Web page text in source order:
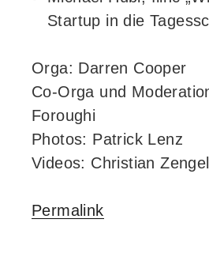
Startup in die
Orga: Darren Cooper
Co-Orga und
Foroughi
Photos: Patrick Lenz
Videos: Christian Zengel
Permalink